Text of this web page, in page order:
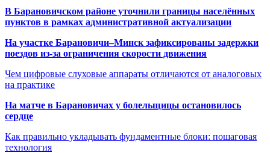
В Барановичском районе уточнили границы населённых
пунктов в рамках административной актуализации
На участке Барановичи–Минск зафиксированы задержки
поездов из-за ограничения скорости движения
Чем цифровые слуховые аппараты отличаются от аналоговых
на практике
На матче в Барановичах у болельщицы остановилось
сердце
Как правильно укладывать фундаментные блоки: пошаговая
технология